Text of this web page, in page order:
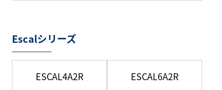
Escalシリーズ
ESCAL4A2R ESCAL6A2R